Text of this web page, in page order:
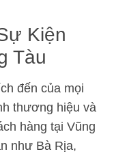
Kiện
Tàu
đến của mọi
thương hiệu và
hàng tại Vũng
như Bà Rịa,